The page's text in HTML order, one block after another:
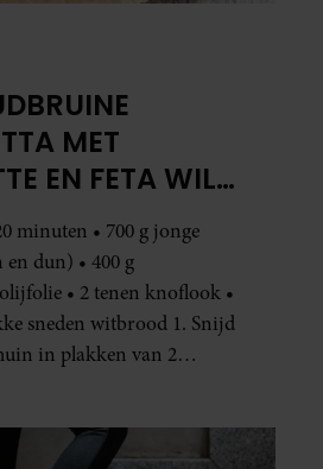
MET
EN FETA WIL
MAKEN
minuten • 700 g jonge
dun) • 400 g
• 2 tenen knoflook •
sneden witbrood 1. Snijd
in plakken van 2